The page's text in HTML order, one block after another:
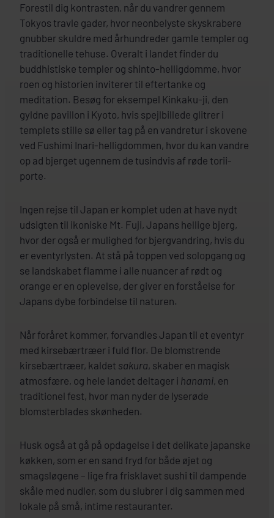
Forestil dig kontrasten, når du vandrer gennem
Tokyos travle gader, hvor neonbelyste skyskrabere
gnubber skuldre med århundreder gamle templer og
traditionelle tehuse. Overalt i landet finder du
buddhistiske templer og shinto-helligdomme, hvor
roen og historien inviterer til eftertanke og
meditation. Besøg for eksempel Kinkaku-ji, den
gyldne pavillon i Kyoto, hvis spejlbillede glitrer i
templets stille sø eller tag på en vandretur i skovene
ved Fushimi Inari-helligdommen, hvor du kan vandre
op ad bjerget ugennem de tusindvis af røde torii-
porte.
Ingen rejse til Japan er komplet uden at have nydt
udsigten til ikoniske Mt. Fuji, Japans hellige bjerg,
hvor der også er mulighed for bjergvandring, hvis du
er eventyrlysten. At stå på toppen ved solopgang og
se landskabet flamme i alle nuancer af rødt og
orange er en oplevelse, der giver en forståelse for
Japans dybe forbindelse til naturen.
Når foråret kommer, forvandles Japan til et eventyr
med kirsebærtræer i fuld flor. De blomstrende
kirsebærtræer, kaldet sakura, skaber en magisk
atmosfære, og hele landet deltager i hanami, en
traditionel fest, hvor man nyder de lyserøde
blomsterblades skønheden.
Husk også at gå på opdagelse i det delikate japanske
køkken, som er en sand fryd for både øjet og
smagsløgene – lige fra frisklavet sushi til dampende
skåle med nudler, som du slubrer i dig sammen med
lokale på små, intime restauranter.